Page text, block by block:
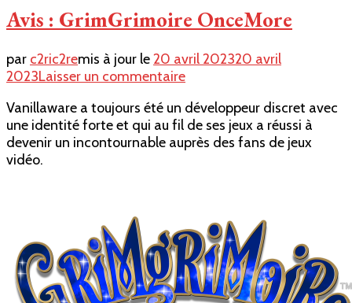
Avis : GrimGrimoire OnceMore
par c2ric2remis à jour le20 avril 202320 avril
2023Laisser un commentairesur
:
GrimGrimoire
OnceMore
Vanillaware a toujours été un développeur discret avec
une identité forte et qui au fil de ses jeux a réussi à
devenir un incontournable auprès des fans de jeux
vidéo.